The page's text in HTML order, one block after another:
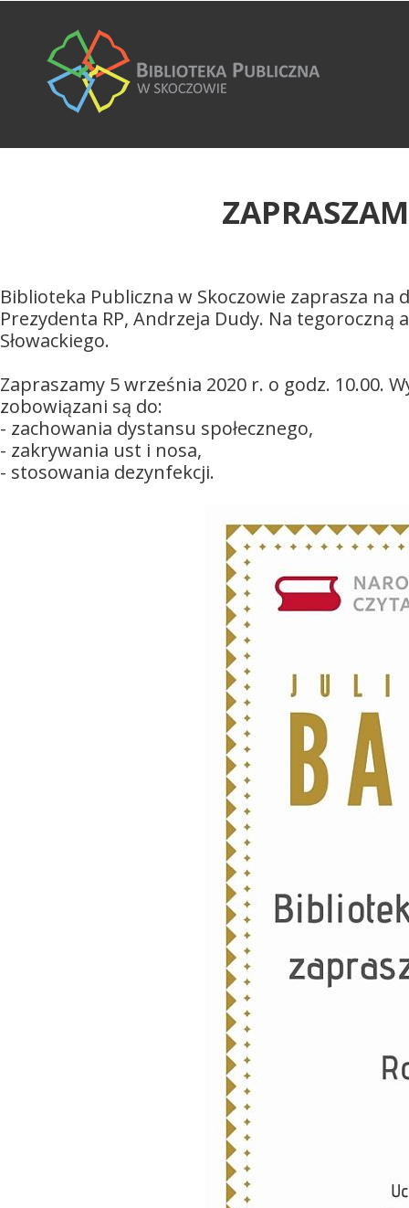
Biblioteka Publiczna w Skoczowie zaprasza
Prezydenta RP, Andrzeja Dudy. Na tegoroczną
Słowackiego.
Zapraszamy 5 września 2020 r. o godz. 10.00.
zobowiązani są do:
- zachowania dystansu społecznego,
- zakrywania ust i nosa,
- stosowania dezynfekcji.